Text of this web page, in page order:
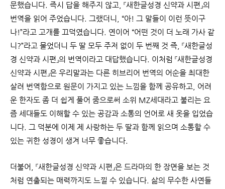
문했습니다. 즉시 답을 해주지 않고, 『새한글성경 신약과 시편』의
번역을 읽어 주었습니다. 그랬더니, “아! 그 말들이 이런 뜻이구
나!”라고 고개를 끄덕였습니다. 연이어 “어떤 것이 더 노래 가사 같
니?”라고 물었더니 두 딸 모두 주저 없이 두 번째 것 즉, 『새한글성
경 신약과 시편』의 번역이라고 대답했습니다. 이처럼 『새한글성경
신약과 시편』은 우리말과는 다른 히브리어 번역의 어순을 최대한
살려 번역함으로 원문이 가지고 있는 느낌을 함께 공유하고, 어려
운 한자도 좀 더 쉽게 풀어 줌으로써 소위 MZ세대라고 불리는 요
즘 세대들도 이해할 수 있는 공감과 소통의 언어로 새 옷을 입었습
니다. 그 덕분에 이제 제 사랑하는 두 딸과 함께 읽으며 소통할 수
있는 귀한 성경이 생겨 너무 좋습니다.
더불어, 『새한글성경 신약과 시편』은 드라마의 한 장면을 보는 것
처럼 연출되는 매력까지도 느낄 수 있습니다. 삶의 무수한 사연들